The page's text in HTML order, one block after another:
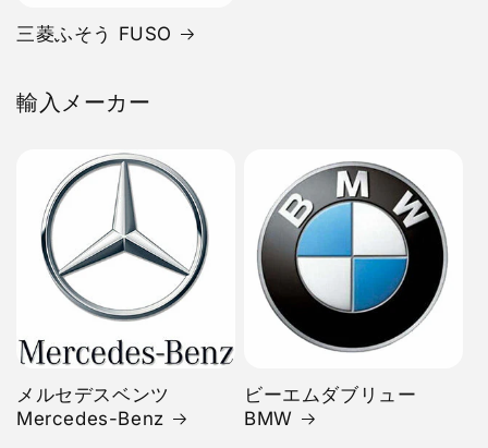
三菱ふそう FUSO
輸入メーカー
メルセデスベンツ
Mercedes-Benz
ビーエムダブリュー
BMW